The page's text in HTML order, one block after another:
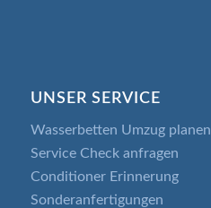
UNSER SERVICE
Wasserbetten Umzug planen
Service Check anfragen
Conditioner Erinnerung
Sonderanfertigungen